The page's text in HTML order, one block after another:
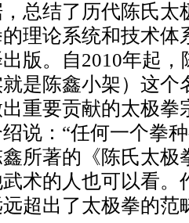
总结了历代陈氏太
理论系统和技术
版。自2010年起
就是陈鑫小架）这
重要贡献的太极拳
说：“任何一个拳
所著的《陈氏太极
术的人也可以看
超出了太极拳的范